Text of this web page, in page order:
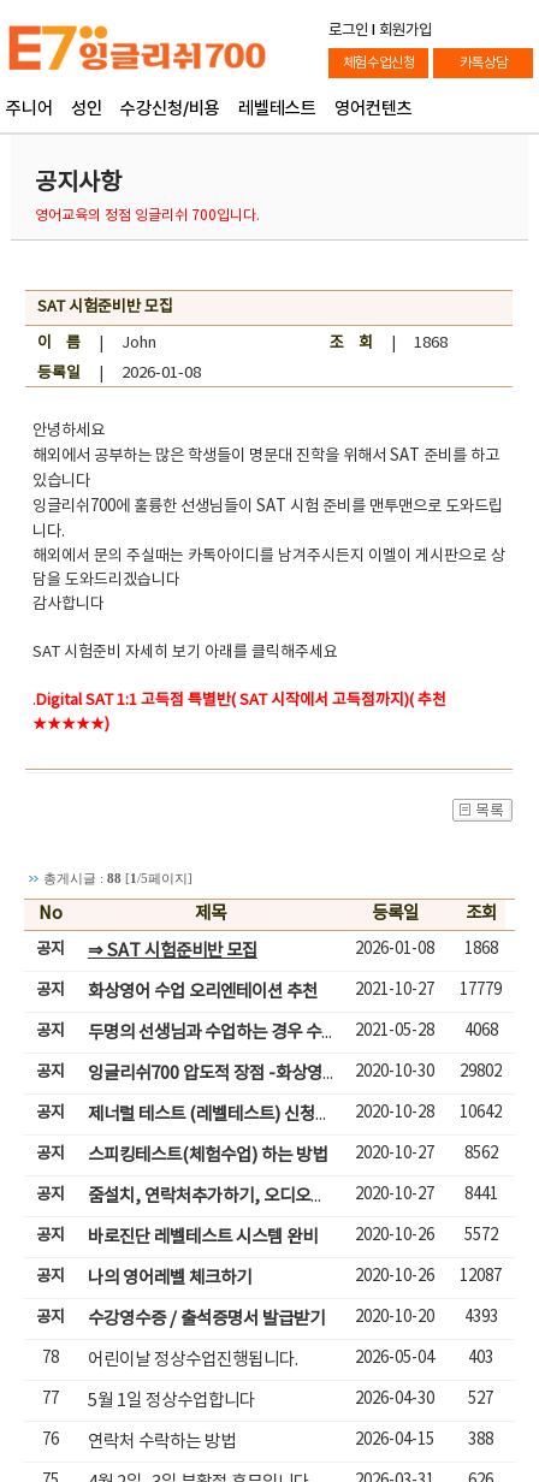
로그인 l 회원가입
체험수업신청 카톡상담
주니어 성인 수강신청/비용 레벨테스트 영어컨텐츠
공지사항
영어교육의 정점 잉글리쉬 700입니다.
SAT 시험준비반 모집
이 름| John 조 회
| 1868
등록일| 2026-01-08
​안녕하세요
해외에서 공부하는 많은 학생들이 명문대 진학을 위해서 SAT 준비를 하고
있습니다
잉글리쉬700에 훌륭한 선생님들이 SAT 시험 준비를 맨투맨으로 도와드립
니다.
해외에서 문의 주실때는 카톡아이디를 남겨주시든지 이멜이 게시판으로 상
담을 도와드리겠습니다
감사합니다
SAT 시험준비 자세히 보기 아래를 클릭해주세요
.Digital SAT 1:1 고득점 특별반( SAT 시작에서 고득점까지)( 추천
★★★★★)
총게시글 : 88 [1 /5페이지]
No 제목 등록일 조회
공지 ⇒ SAT 시험준비반 모집 2026-01-08 1868
공지 화상영어 수업 오리엔테이션 추천 2021-10-27 17779
공지 두명의 선생님과 수업하는 경우 수업입장하기 2021-05-28 4068
공지 잉글리쉬700 압도적 장점 -화상영어( 성인,어린이) 2020-10-30 29802
공지 제너럴 테스트 (레벨테스트) 신청하기 2020-10-28 10642
공지 스피킹테스트(체험수업) 하는 방법 2020-10-27 8562
공지 줌설치, 연락처추가하기, 오디오체크, 줌체팅으로 수업하기 2020-10-27 8441
공지 바로진단 레벨테스트 시스템 완비 2020-10-26 5572
공지 나의 영어레벨 체크하기 2020-10-26 12087
공지 수강영수증 / 출석증명서 발급받기 2020-10-20 4393
78 어린이날 정상수업진행됩니다. 2026-05-04 403
77 5월 1일 정상수업합니다 2026-04-30 527
76 연락처 수락하는 방법 2026-04-15 388